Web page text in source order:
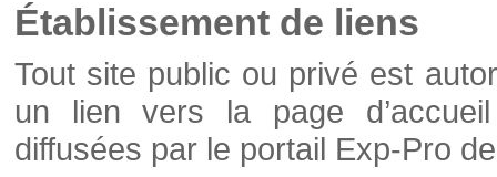
Établissement de liens
Tout site public ou privé est
un lien vers la page
diffusées par le portail Exp-Pro